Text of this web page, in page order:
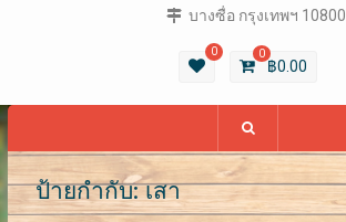
บางซื่อ กรุงเทพฯ 10800
0 0
฿0.00
ป้ายกำกับ: เสา